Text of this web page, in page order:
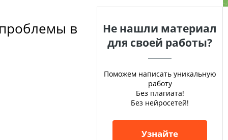
в
Не нашли материал
для своей работы?
Поможем написать уникальную
работу
Без плагиата!
Без нейросетей!
Узнайте